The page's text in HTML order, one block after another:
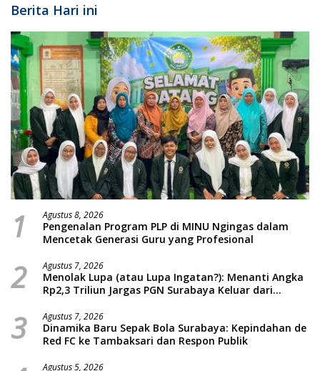
Berita Hari ini
1 Agustus 8, 2026
Pengenalan Program PLP di MINU Ngingas dalam
Mencetak Generasi Guru yang Profesional
2 Agustus 7, 2026
Menolak Lupa (atau Lupa Ingatan?): Menanti Angka
Rp2,3 Triliun Jargas PGN Surabaya Keluar dari
3 Agustus 7, 2026
Dinamika Baru Sepak Bola Surabaya: Kepindahan de
Red FC ke Tambaksari dan Respon Publik
Agustus 5, 2026